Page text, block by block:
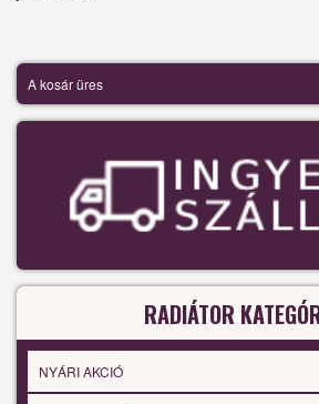
A kosár üres
RADIÁTOR
NYÁRI AKCIÓ